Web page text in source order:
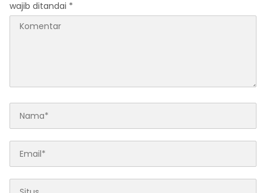
wajib ditandai *